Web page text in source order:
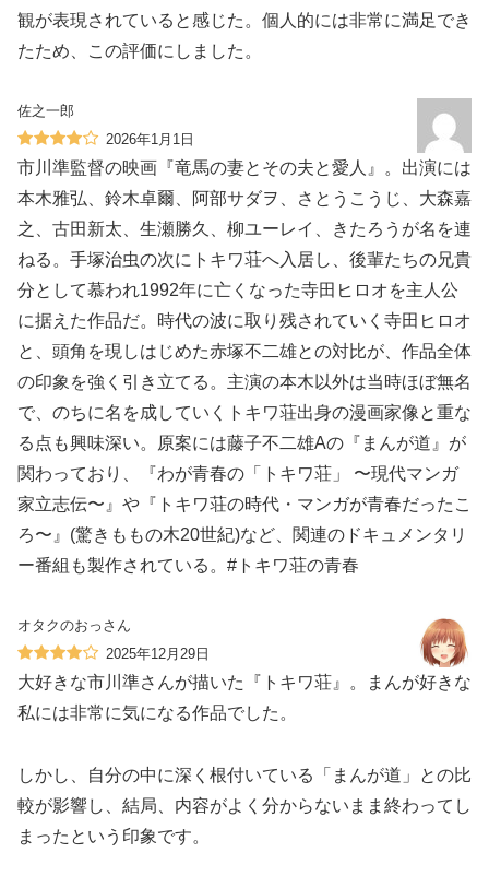
観が表現されていると感じた。個人的には非常に満足でき
たため、この評価にしました。
佐之一郎
2026年1月1日
市川準監督の映画『竜馬の妻とその夫と愛人』。出演には
本木雅弘、鈴木卓爾、阿部サダヲ、さとうこうじ、大森嘉
之、古田新太、生瀬勝久、柳ユーレイ、きたろうが名を連
ねる。手塚治虫の次にトキワ荘へ入居し、後輩たちの兄貴
分として慕われ1992年に亡くなった寺田ヒロオを主人公
に据えた作品だ。時代の波に取り残されていく寺田ヒロオ
と、頭角を現しはじめた赤塚不二雄との対比が、作品全体
の印象を強く引き立てる。主演の本木以外は当時ほぼ無名
で、のちに名を成していくトキワ荘出身の漫画家像と重な
る点も興味深い。原案には藤子不二雄Aの『まんが道』が
関わっており、『わが青春の「トキワ荘」 〜現代マンガ
家立志伝〜』や『トキワ荘の時代・マンガが青春だったこ
ろ〜』(驚きももの木20世紀)など、関連のドキュメンタリ
ー番組も製作されている。#トキワ荘の青春
オタクのおっさん
2025年12月29日
大好きな市川準さんが描いた『トキワ荘』。まんが好きな
私には非常に気になる作品でした。
しかし、自分の中に深く根付いている「まんが道」との比
較が影響し、結局、内容がよく分からないまま終わってし
まったという印象です。